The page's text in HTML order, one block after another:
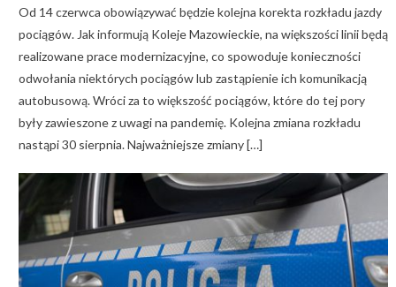
Od 14 czerwca obowiązywać będzie kolejna korekta rozkładu jazdy
pociągów. Jak informują Koleje Mazowieckie, na większości linii będą
realizowane prace modernizacyjne, co spowoduje konieczności
odwołania niektórych pociągów lub zastąpienie ich komunikacją
autobusową. Wróci za to większość pociągów, które do tej pory
były zawieszone z uwagi na pandemię. Kolejna zmiana rozkładu
nastąpi 30 sierpnia. Najważniejsze zmiany […]